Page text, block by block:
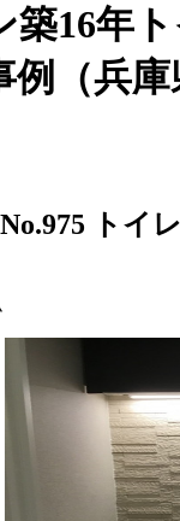
築16年
（兵庫
トイレ